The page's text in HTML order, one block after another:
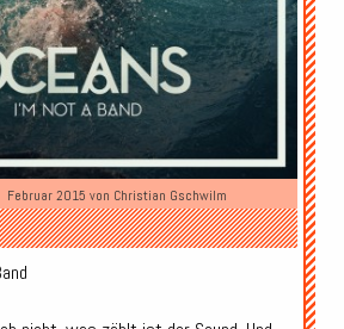
Februar 2015 von Christian Gschwilm